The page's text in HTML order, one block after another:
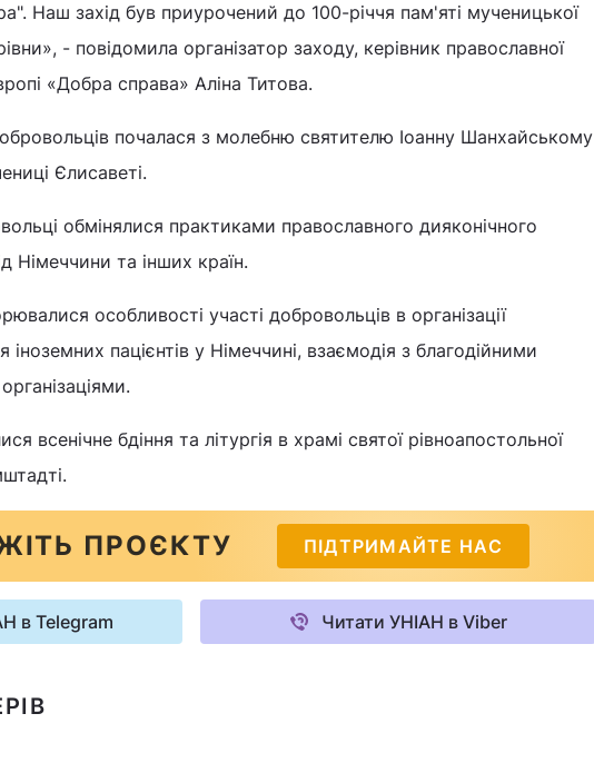
Наш захід був приурочений до 100-річчя пам'яті мученицької
- повідомила організатор заходу, керівник православної
«Добра справа» Аліна Титова.
почалася з молебню святителю Іоанну Шанхайському
Єлисаветі.
обмінялися практиками православного дияконічного
Німеччини та інших країн.
особливості участі добровольців в організації
іноземних пацієнтів у Німеччині, взаємодія з благодійними
всенічне бдіння та літургія в храмі святої рівноапостольної
ПРОЄКТУ ПІДТРИМАЙТЕ НАС
в Telegram Читати УНІАН в Viber